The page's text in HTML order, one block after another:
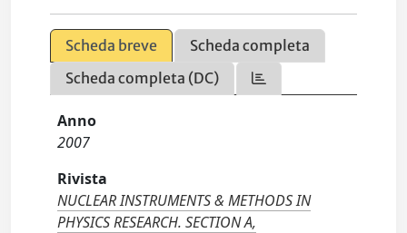
Scheda breve
Scheda completa
Scheda completa (DC)
Anno
2007
Rivista
NUCLEAR INSTRUMENTS & METHODS IN
PHYSICS RESEARCH. SECTION A,